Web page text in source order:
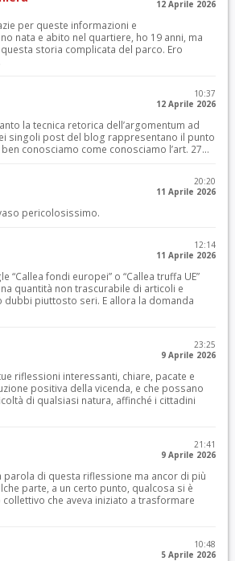
12 Aprile 2026
per queste informazioni e
nata e abito nel quartiere, ho 19 anni, ma
storia complicata del parco. Ero
10:37
12 Aprile 2026
la tecnica retorica dell’argomentum ad
singoli post del blog rappresentano il punto
conosciamo come conosciamo l’art. 27...
20:20
11 Aprile 2026
pericolosissimo.
12:14
11 Aprile 2026
“Callea fondi europei” o “Callea truffa UE”
quantità non trascurabile di articoli e
dubbi piuttosto seri. E allora la domanda
23:25
9 Aprile 2026
riflessioni interessanti, chiare, pacate e
positiva della vicenda, e che possano
di qualsiasi natura, affinché i cittadini
21:41
9 Aprile 2026
di questa riflessione ma ancor di più
parte, a un certo punto, qualcosa si è
che aveva iniziato a trasformare
10:48
5 Aprile 2026